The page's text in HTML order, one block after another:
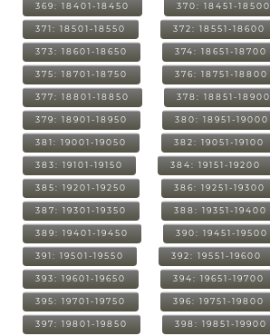
369: 18401-18450 370: 18451-18500
371: 18501-18550 372: 18551-18600
373: 18601-18650 374: 18651-18700
375: 18701-18750 376: 18751-18800
377: 18801-18850 378: 18851-18900
379: 18901-18950 380: 18951-19000
381: 19001-19050 382: 19051-19100
383: 19101-19150 384: 19151-19200
385: 19201-19250 386: 19251-19300
387: 19301-19350 388: 19351-19400
389: 19401-19450 390: 19451-19500
391: 19501-19550 392: 19551-19600
393: 19601-19650 394: 19651-19700
395: 19701-19750 396: 19751-19800
397: 19801-19850 398: 19851-19900